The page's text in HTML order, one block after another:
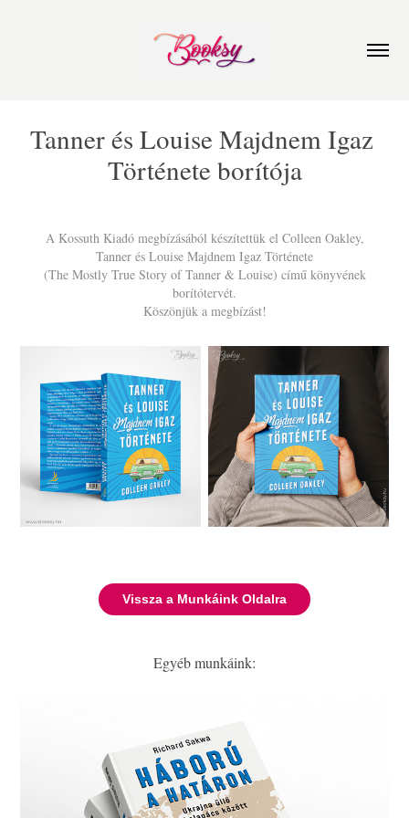
Tanner és Louise Majdnem Igaz
Története borítója
A Kossuth Kiadó megbízásából készítettük el Colleen Oakley,
Tanner és Louise Majdnem Igaz Története
(The Mostly True Story of Tanner & Louise) című könyvének
borítótervét.
Köszönjük a megbízást!
Vissza a Munkáink Oldalra
Egyéb munkáink: